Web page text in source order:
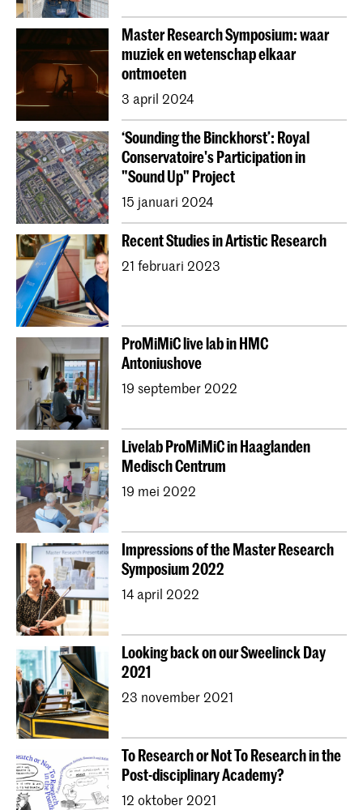
Master Research Symposium: waar
muziek en wetenschap elkaar
ontmoeten
3 april 2024
‘Sounding the Binckhorst’: Royal
Conservatoire's Participation in
"Sound Up" Project
15 januari 2024
Recent Studies in Artistic Research
21 februari 2023
ProMiMiC live lab in HMC
Antoniushove
19 september 2022
Livelab ProMiMiC in Haaglanden
Medisch Centrum
19 mei 2022
Impressions of the Master Research
Symposium 2022
14 april 2022
Looking back on our Sweelinck Day
2021
23 november 2021
To Research or Not To Research in the
Post-disciplinary Academy?
12 oktober 2021